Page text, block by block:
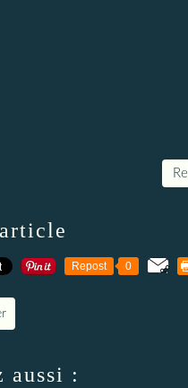
Repost 0
aussi :